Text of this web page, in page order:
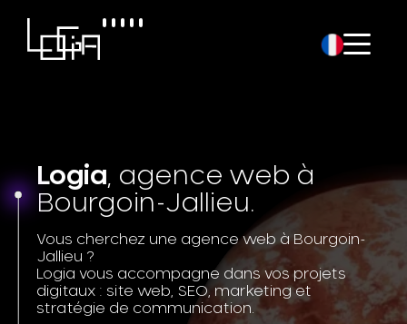
Logia, agence web à
Bourgoin-Jallieu.
Vous cherchez une agence web à Bourgoin-
Jallieu ?
Logia vous accompagne dans vos projets
digitaux : site web, SEO, marketing et
stratégie de communication.